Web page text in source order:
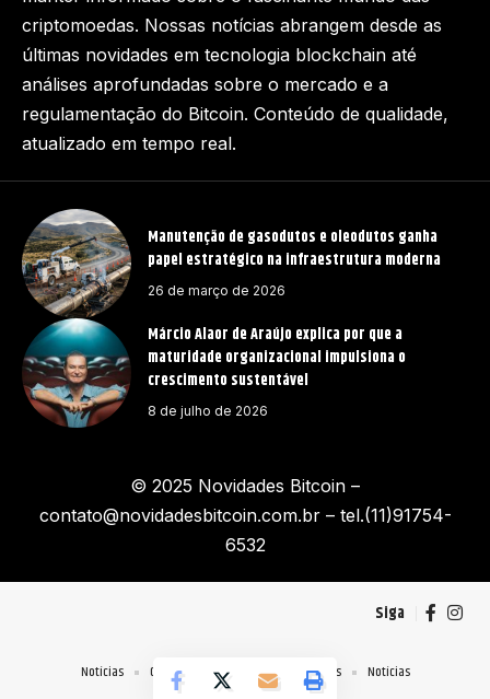
Manutenção de gasodutos e oleodutos ganha
papel estratégico na infraestrutura moderna
26 de março de 2026
Márcio Alaor de Araújo explica por que a
maturidade organizacional impulsiona o
crescimento sustentável
8 de julho de 2026
criptomoedas. Nossas notícias abrangem desde as
últimas novidades em tecnologia blockchain até
análises aprofundadas sobre o mercado e a
regulamentação do Bitcoin. Conteúdo de qualidade,
atualizado em tempo real.
© 2025 Novidades Bitcoin –
contato@novidadesbitcoin.com.br– tel.(11)91754-
6532
Siga
Notícias Quem Faz Contato Sobre Nós Notícias